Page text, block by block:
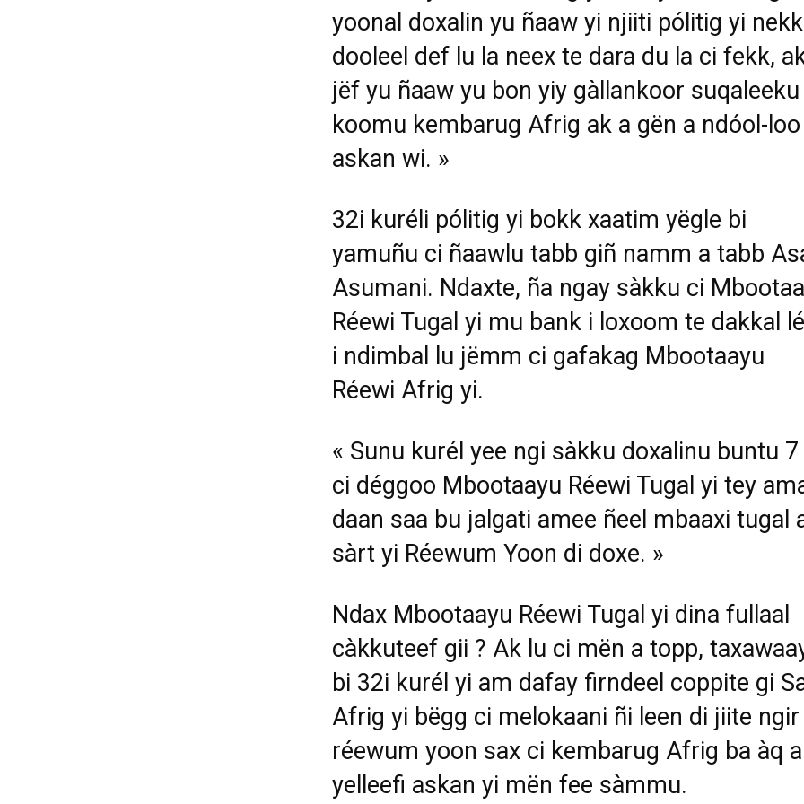
yoonal doxalin yu ñaaw yi njiiti pó litig yi
dooleel def lu la neex te dara du la ci fekk,
jëf yu ñaaw yu bon yiy gà llankoor suqaleeku
koomu kembarug Afrig ak a gën a ndóol-loo
askan wi. »
32i kuréli pólitig yi bokk xaatim yëgle bi
yamuñu ci ñaawlu tabb giñ namm a tabb
Asumani. Ndaxte, ña ngaysàkku ci Mboota
Réewi Tugal yi mu bank i loxoom te dakkal l é
i ndimbal lu jëmm ci gafakag Mbootaayu
Réewi Afrig yi.
« Sunu kuré l yee ngi sàkku doxalinu buntu 7
ci déggoo Mbootaayu Réewi Tugal yi tey
daan saa bu jalgati amee ñeel mbaaxi tugal
sàrt yi Réewum Yoon di doxe. »
Ndax Mbootaayu Réewi Tugal yi dina fullaal
càkkuteef gii ? Ak lu ci mën a topp,
bi 32i kuré l yi am dafay firndeel coppite gi
Afrig yi bëgg ci melokaani ñi leen di jiite ngir
réewum yoon sax ci kembarug Afrig ba àq
yelleefi askan yi mën fee sàmmu.